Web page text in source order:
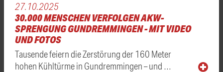
27.10.2025
30.000 MENSCHEN VERFOLGEN AKW-
SPRENGUNG GUNDREMMINGEN - MIT VIDEO
UND FOTOS
Tausende feiern die Zerstörung der 160 Meter
hohen Kühltürme in Gundremmingen – und …